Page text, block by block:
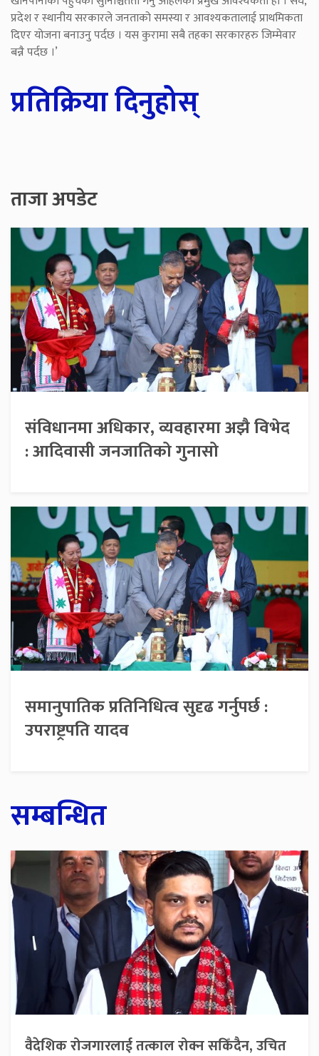
प्रदेश र स्थानीय सरकारले जनताको समस्या र आवश्यकतालाई प्राथमिकता
दिएर योजना बनाउनु पर्दछ । यस कुरामा सबै तहका सरकारहरु जिम्मेवार
बन्नै पर्दछ ।’
प्रतिक्रिया दिनुहोस्
ताजा अपडेट
संविधानमा अधिकार, व्यवहारमा अझै विभेद
: आदिवासी जनजातिको गुनासो
समानुपातिक प्रतिनिधित्व सुदृढ गर्नुपर्छ :
उपराष्ट्रपति यादव
सम्बन्धित
वैदेशिक रोजगारलाई तत्काल रोक्न सकिँदैन, उचित